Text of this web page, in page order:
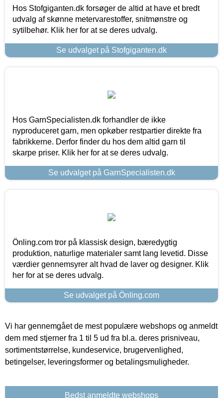
Hos Stofgiganten.dk forsøger de altid at have et bredt
udvalg af skønne metervarestoffer, snitmønstre og
sytilbehør. Klik her for at se deres udvalg.
Se udvalget på Stofgiganten.dk
Hos GarnSpecialisten.dk forhandler de ikke
nyproduceret garn, men opkøber restpartier direkte fra
fabrikkerne. Derfor finder du hos dem altid garn til
skarpe priser. Klik her for at se deres udvalg.
Se udvalget på GarnSpecialisten.dk
Önling.com tror på klassisk design, bæredygtig
produktion, naturlige materialer samt lang levetid. Disse
værdier gennemsyrer alt hvad de laver og designer. Klik
her for at se deres udvalg.
Se udvalget på Önling.com
Vi har gennemgået de mest populære webshops og anmeldt
dem med stjerner fra 1 til 5 ud fra bl.a. deres prisniveau,
sortimentstørrelse, kundeservice, brugervenlighed,
betingelser, leveringsformer og betalingsmuligheder.
Bedst anmeldte webshops